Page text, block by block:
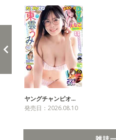
ヤングチャンピオ…
発売日：2026.08.10